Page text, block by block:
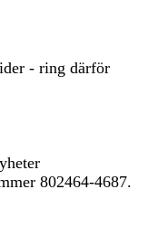
- ring därför
802464-4687.